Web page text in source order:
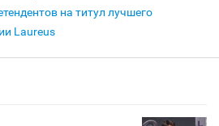
на титул лучшего
Laureus